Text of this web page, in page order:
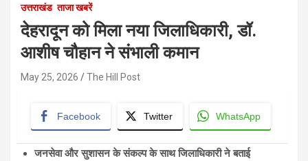
उत्तराखंड ताजा खबरें
देहरादून को मिला नया जिलाधिकारी, डॉ.
आशीष चौहान ने संभाली कमान
May 25, 2026 The Hill Post
Facebook Twitter WhatsApp
जनसेवा और सुशासन के संकल्प के साथ जिलाधिकारी ने बताई